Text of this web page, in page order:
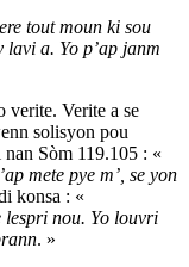
tout moun ki sou
a. Yo p’ap janm
verite. Verite a se
solisyon pou
Sòm 119.105 : «
mete pye m’, se yon
konsa : «
lespri nou. Yo louvri
. »